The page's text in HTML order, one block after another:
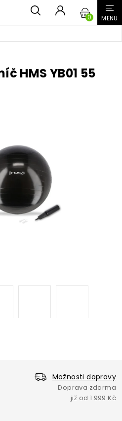
HMS YB01 55
Možnosti dopravy